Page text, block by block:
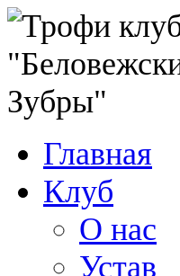
Главная
Клуб
О нас
Устав